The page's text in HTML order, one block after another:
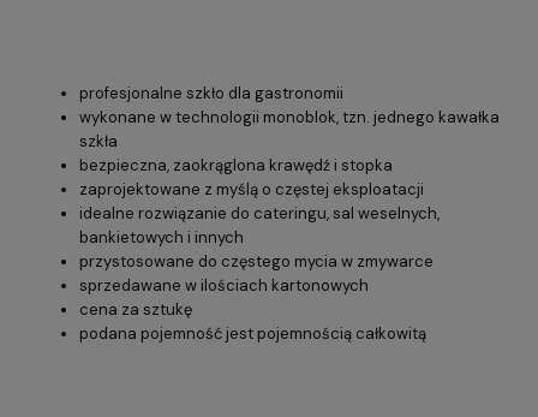
profesjonalne szkło dla gastronomii
wykonane w technologii monoblok, tzn. jednego kawałka
szkła
bezpieczna, zaokrąglona krawędź i stopka
zaprojektowane z myślą o częstej eksploatacji
idealne rozwiązanie do cateringu, sal weselnych,
bankietowych i innych
przystosowane do częstego mycia w zmywarce
sprzedawane w ilościach kartonowych
cena za sztukę
podana pojemność jest pojemnością całkowitą